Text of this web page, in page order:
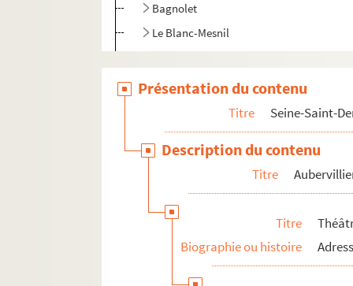
Bagnolet
Le Blanc-Mesnil
La Courneuve
Les Lilas
Monfermeil
Noisy-le-Grand
Rosny-sous-Bois
Saint-Denis
Présentation du contenu
Titre Seine-Saint-
Description du contenu
Titre
Titre
Biographie ou histoire